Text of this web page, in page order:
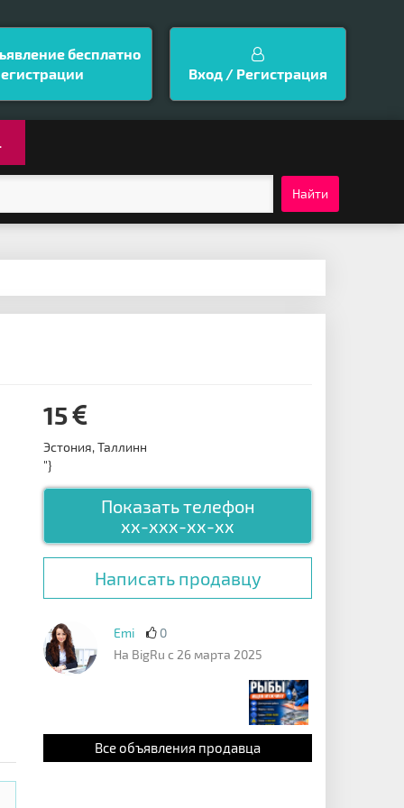
бесплатно
Вход / Регистрация
Найти
15
Эстония, Таллинн
"}
Показать телефон
xx-xxx-xx-xx
Написать продавцу
Emi
0
На BigRu с 26 марта 2025
Все объявления продавца